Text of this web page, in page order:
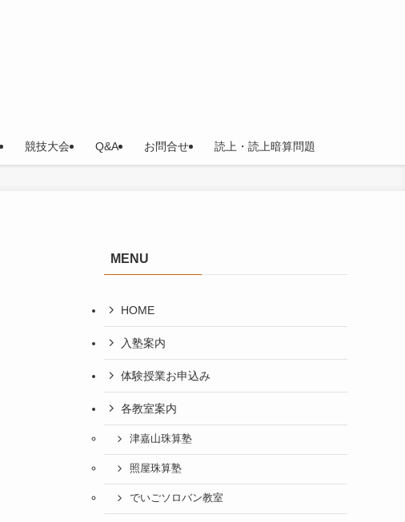
競技大会 Q&A お問合せ 読上・読上暗算問題
MENU
HOME
入塾案内
体験授業お申込み
各教室案内
津嘉山珠算塾
照屋珠算塾
でいごソロバン教室